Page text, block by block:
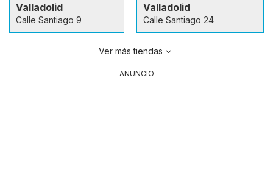
Valladolid
Calle Santiago 9
Valladolid
Calle Santiago 24
Ver más tiendas
ANUNCIO